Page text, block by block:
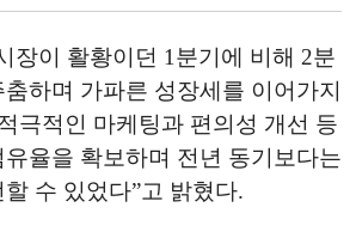
장이 활황이던 1분기에 비해 2분
하며 가파른 성장세를 이어가지
극적인 마케팅과 편의성 개선 등
율을 확보하며 전년 동기보다는
수 있었다”고 밝혔다.